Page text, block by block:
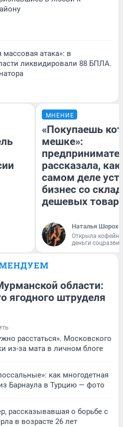
атака»: в
ликвидировали 88 БПЛА.
МНЕНИЕ
«Покупаешь
мешке»:
рассказала, как
самом деле
бизнес со
дешевых
Наталья
Открыла
деньги
области:
ягодного штруделя
расстаться». Московского
из-за мата в личном блоге
как многодетная
Барнаула в Турцию — фото
рассказывавшая о борьбе с
в возрасте 26 лет